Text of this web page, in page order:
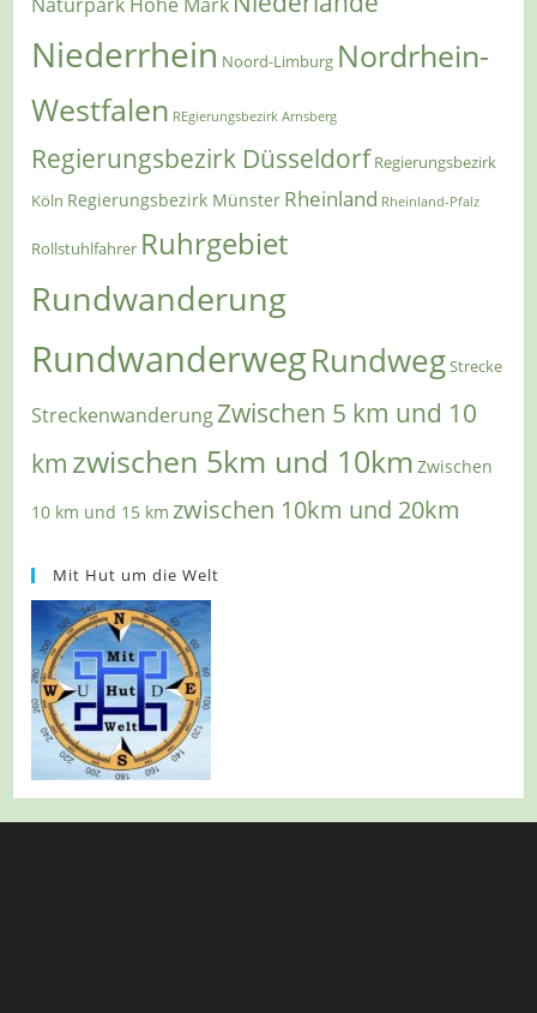
Niederrhein Noord-Limburg Nordrhein-
Westfalen REgierungsbezirk Arnsberg
Regierungsbezirk Düsseldorf Regierungsbezirk
Köln Regierungsbezirk Münster Rheinland Rheinland-Pfalz
Rollstuhlfahrer Ruhrgebiet
Rundwanderung
RundwanderwegRundwegStrecke
StreckenwanderungZwischen 5 km und 10
km zwischen 5km und 10km Zwischen
10 km und 15 km zwischen 10km und 20km
Mit Hut um die Welt